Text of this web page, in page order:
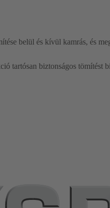
belül és kívül kamrás, és
tartósan biztonságos tömítést